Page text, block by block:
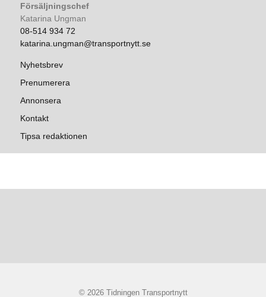
Försäljningschef
Katarina Ungman
08-514 934 72
katarina.ungman@transportnytt.se
Nyhetsbrev
Prenumerera
Annonsera
Kontakt
Tipsa redaktionen
© 2026 Tidningen Transportnytt